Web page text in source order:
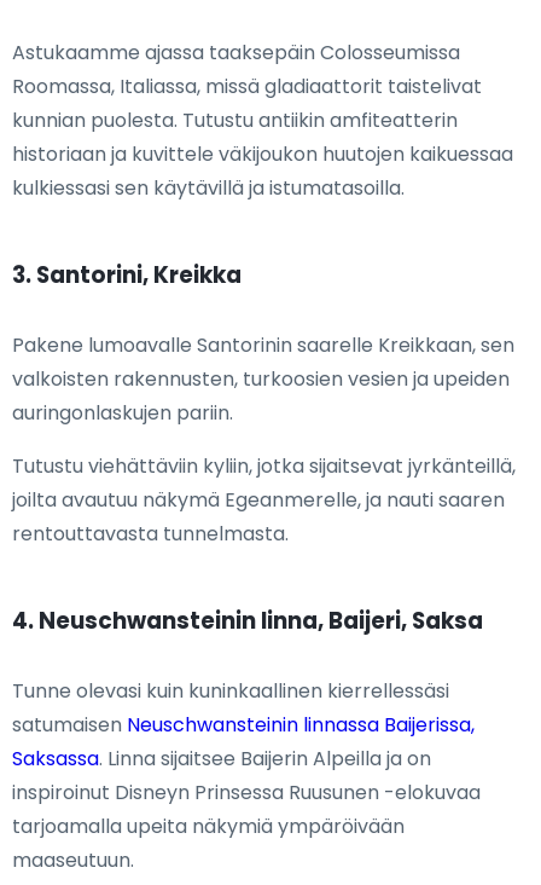
Astukaamme ajassa taaksepäin Colosseumissa
Roomassa, Italiassa, missä gladiaattorit taistelivat
kunnian puolesta. Tutustu antiikin amfiteatterin
historiaan ja kuvittele väkijoukon huutojen kaikuessaa
kulkiessasi sen käytävillä ja istumatasoilla.
3. Santorini, Kreikka
Pakene lumoavalle Santorinin saarelle Kreikkaan, sen
valkoisten rakennusten, turkoosien vesien ja upeiden
auringonlaskujen pariin.
Tutustu viehättäviin kyliin, jotka sijaitsevat jyrkänteillä,
joilta avautuu näkymä Egeanmerelle, ja nauti saaren
rentouttavasta tunnelmasta.
4. Neuschwansteinin linna, Baijeri, Saksa
Tunne olevasi kuin kuninkaallinen kierrellessäsi
satumaisen Neuschwansteinin linnassa Baijerissa,
Saksassa. Linna sijaitsee Baijerin Alpeilla ja on
inspiroinut Disneyn Prinsessa Ruusunen -elokuvaa
tarjoamalla upeita näkymiä ympäröivään
maaseutuun.